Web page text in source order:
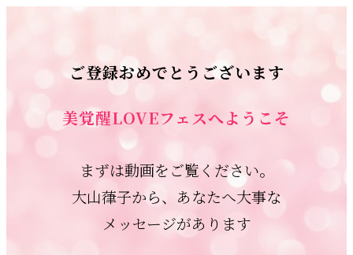
ご登録おめでとうございます
美覚醒LOVEフェスへようこそ
まずは動画をご覧ください。
大山葎子から、あなたへ大事な
メッセージがあります